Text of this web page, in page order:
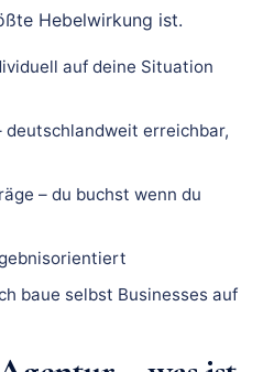
Hebelwirkung ist.
auf deine Situation
deutschlandweit erreichbar,
– du buchst wenn du
baue selbst Businesses auf